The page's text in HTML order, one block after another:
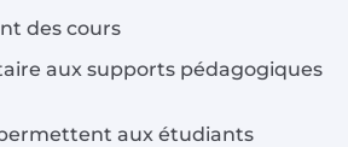
des cours
aux supports pédagogiques
aux étudiants